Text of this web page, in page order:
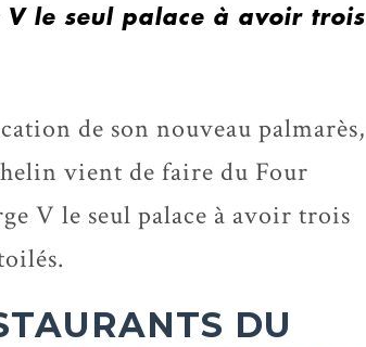
V le seul palace à avoir trois
de son nouveau palmarès,
vient de faire du Four
V le seul palace à avoir trois
DU